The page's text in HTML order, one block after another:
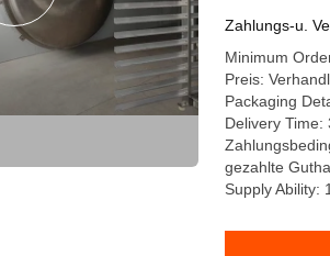
Zahlungs-u.
Minimum
Preis:
Packaging
Delivery Time:
gezahlte
Supply Ability: